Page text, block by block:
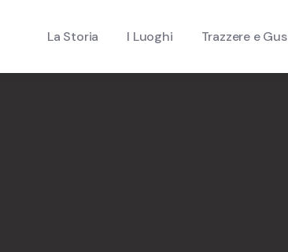
La Storia I Luoghi Trazzere e